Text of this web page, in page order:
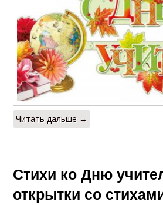
Читать дальше →
Стихи ко Дню
открытки со